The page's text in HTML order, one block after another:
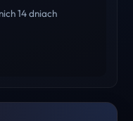
14 dniach